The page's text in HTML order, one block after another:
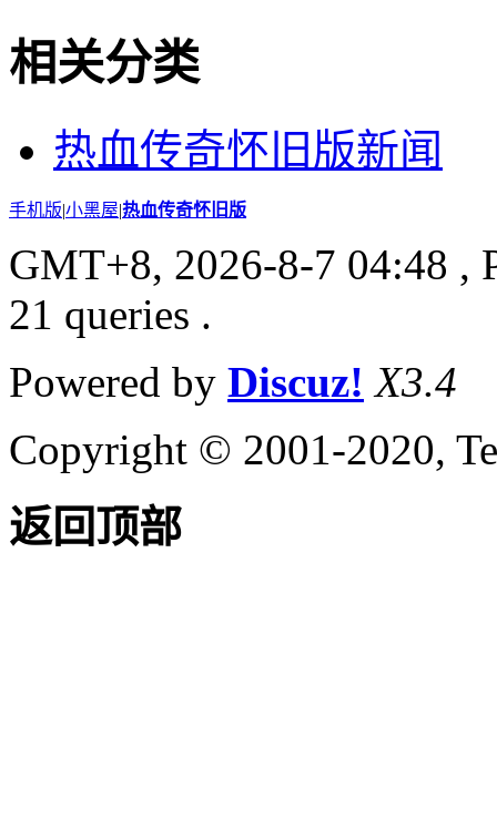
相关分类
热血传奇怀旧版新闻
手机版|小黑屋|热血传奇怀旧版
GMT+8, 2026-8-7 04:48 ,
21 queries .
Powered by Discuz! X3.4
Copyright © 2001-2020,
返回顶部